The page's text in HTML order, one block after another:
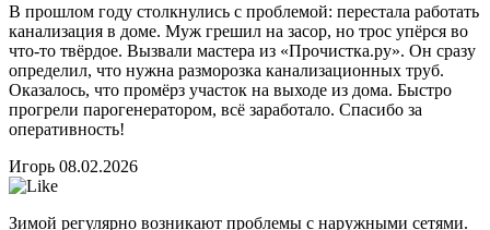
В прошлом году столкнулись с проблемой: перестала работать
канализация в доме. Муж грешил на засор, но трос упёрся во
что-то твёрдое. Вызвали мастера из «Прочистка.ру». Он сразу
определил, что нужна разморозка канализационных труб.
Оказалось, что промёрз участок на выходе из дома. Быстро
прогрели парогенератором, всё заработало. Спасибо за
оперативность!
Игорь 08.02.2026
Зимой регулярно возникают проблемы с наружными сетями.